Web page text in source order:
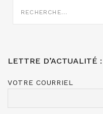
SUR
LETTRE D’ACTUALITÉ :
VOTRE COURRIEL